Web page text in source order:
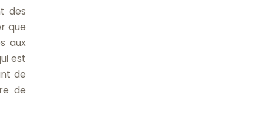
des
que
aux
est
de
de